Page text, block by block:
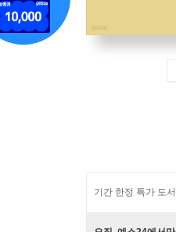
기간 한정 특가 도서